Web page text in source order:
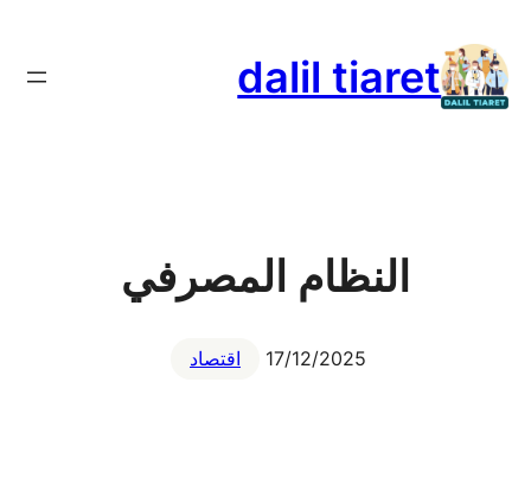
إلى
المحتوى
dalil tiaret
النظام المصرفي
17/12/2025 اقتصاد